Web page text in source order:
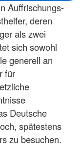
Auffrischungs-
deren
als zwei
sich sowohl
generell an
für
Deutsche
spätestens
zu besuchen.